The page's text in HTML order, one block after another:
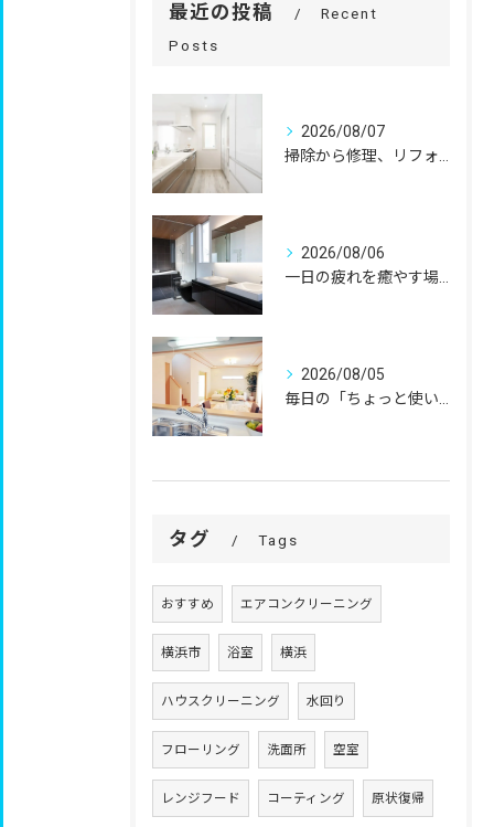
最近の投稿
Recent
Posts
2026/08/07
掃除から修理、リフォームまで。
2026/08/06
一日の疲れを癒やす場所だからこそ、
2026/08/05
毎日の「ちょっと使いにくい」を、
タグ Tags
おすすめ エアコンクリーニング
横浜市 浴室 横浜
ハウスクリーニング 水回り
フローリング 洗面所 空室
レンジフード コーティング 原状復帰